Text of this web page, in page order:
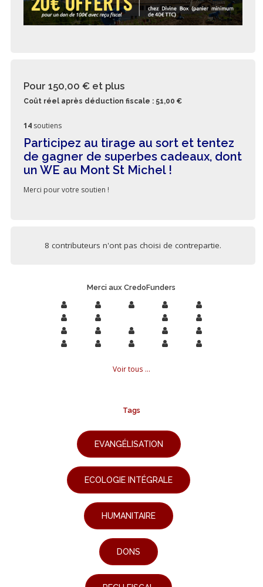
Pour 150,00 € et plus
Coût réel après déduction fiscale : 51,00 €
14 soutiens
Participez au tirage au sort et tentez
de gagner de superbes cadeaux, dont
un WE au Mont St Michel !
Merci pour votre soutien !
8 contributeurs n'ont pas choisi de contrepartie.
Merci aux CredoFunders
Voir tous ...
Tags
EVANGÉLISATION
ECOLOGIE INTÉGRALE
HUMANITAIRE
DONS